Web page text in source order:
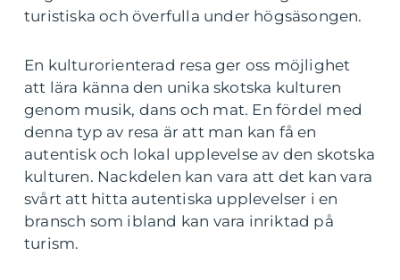
turistiska och överfulla under högsäsongen.
En kulturorienterad resa ger oss möjlighet
att lära känna den unika skotska kulturen
genom musik, dans och mat. En fördel med
denna typ av resa är att man kan få en
autentisk och lokal upplevelse av den skotska
kulturen. Nackdelen kan vara att det kan vara
svårt att hitta autentiska upplevelser i en
bransch som ibland kan vara inriktad på
turism.